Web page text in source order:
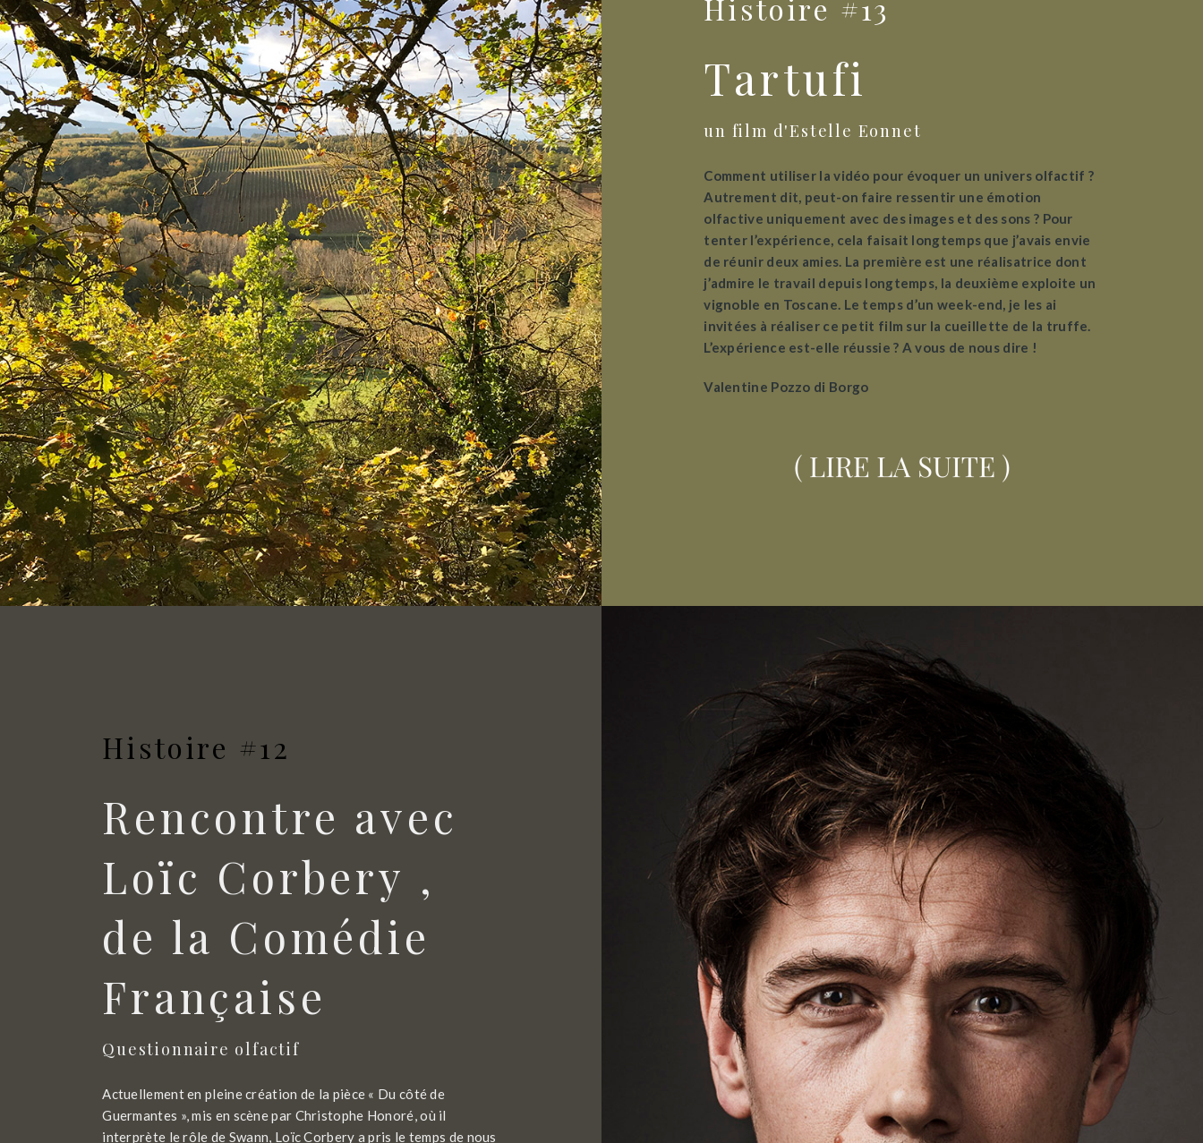
Histoire #13
Tartufi
un film d'Estelle Eonnet
Comment utiliser la vidéo pour évoquer un univers olfactif ?
Autrement dit, peut-on faire ressentir une émotion
olfactive uniquement avec des images et des sons ? Pour
tenter l’expérience, cela faisait longtemps que j’avais envie
de réunir deux amies. La première est une réalisatrice dont
j’admire le travail depuis longtemps, la deuxième exploite un
vignoble en Toscane. Le temps d’un week-end, je les ai
invitées à réaliser ce petit film sur la cueillette de la truffe.
L’expérience est-elle réussie ? A vous de nous dire !
Valentine Pozzo di Borgo
Histoire #12
Rencontre avec
Loïc Corbery ,
de la Comédie
Française
Questionnaire olfactif
Actuellement en pleine création de la pièce « Du côté de
Guermantes », mis en scène par Christophe Honoré, où il
interprète le rôle de Swann, Loïc Corbery a pris le temps de nous